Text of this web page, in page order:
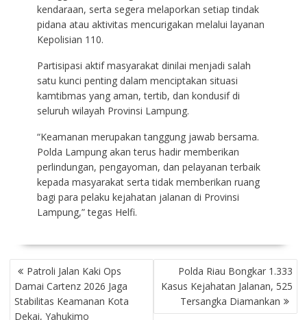
kendaraan, serta segera melaporkan setiap tindak
pidana atau aktivitas mencurigakan melalui layanan
Kepolisian 110.
Partisipasi aktif masyarakat dinilai menjadi salah
satu kunci penting dalam menciptakan situasi
kamtibmas yang aman, tertib, dan kondusif di
seluruh wilayah Provinsi Lampung.
“Keamanan merupakan tanggung jawab bersama.
Polda Lampung akan terus hadir memberikan
perlindungan, pengayoman, dan pelayanan terbaik
kepada masyarakat serta tidak memberikan ruang
bagi para pelaku kejahatan jalanan di Provinsi
Lampung,” tegas Helfi.
NAVIGASI
POSPatroli Jalan Kaki Ops
Damai Cartenz 2026 Jaga
Stabilitas Keamanan Kota
Dekai, Yahukimo
Polda Riau Bongkar 1.333
Kasus Kejahatan Jalanan, 525
Tersangka Diamankan